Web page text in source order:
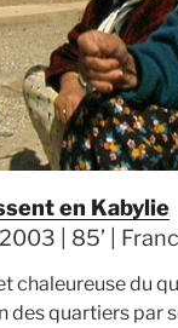
en Kabylie
| 85’ |
chaleureuse du
des quartiers